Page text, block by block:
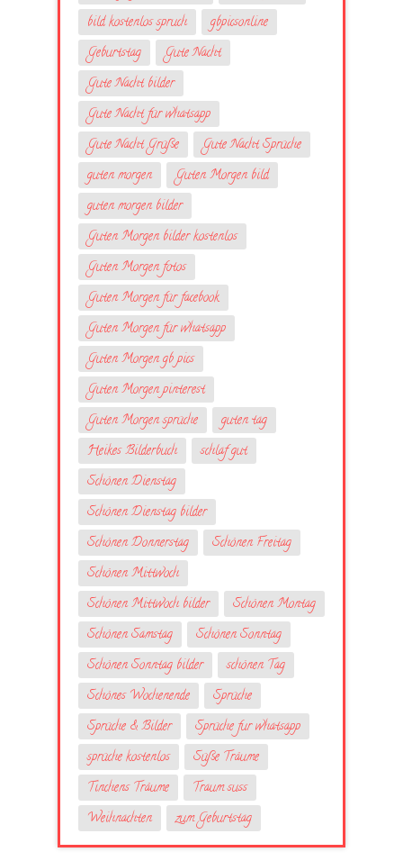
bild kostenlos spruch
gbpicsonline
Geburtstag
Gute Nacht
Gute Nacht bilder
Gute Nacht für whatsapp
Gute Nacht Grüße
Gute Nacht Sprüche
guten morgen
Guten Morgen bild
guten morgen bilder
Guten Morgen bilder kostenlos
Guten Morgen fotos
Guten Morgen für facebook
Guten Morgen für whatsapp
Guten Morgen gb pics
Guten Morgen pinterest
Guten Morgen sprüche
guten tag
Heikes Bilderbuch
schlaf gut
Schönen Dienstag
Schönen Dienstag bilder
Schönen Donnerstag
Schönen Freitag
Schönen Mittwoch
Schönen Mittwoch bilder
Schönen Montag
Schönen Samstag
Schönen Sonntag
Schönen Sonntag bilder
schönen Tag
Schönes Wochenende
Sprüche
Sprüche & Bilder
Sprüche fur whatsapp
sprüche kostenlos
Süße Träume
Tinchens Träume
Traum suss
Weihnachten
zum Geburtstag